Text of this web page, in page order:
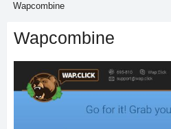
Wapcombine
Wapcombine